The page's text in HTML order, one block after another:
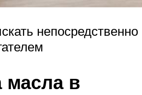
непосредственно
масла в